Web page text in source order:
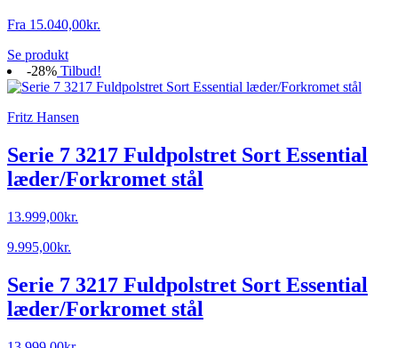
Fra 15.040,00kr.
Se produkt
-28% Tilbud!
Fritz Hansen
Serie 7 3217 Fuldpolstret Sort Essential
læder/Forkromet stål
13.999,00kr.
9.995,00kr.
Serie 7 3217 Fuldpolstret Sort Essential
læder/Forkromet stål